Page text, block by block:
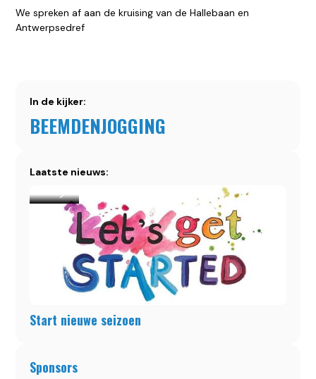
We spreken af aan de kruising van de Hallebaan en
Antwerpsedref
In de kijker:
BEEMDENJOGGING
Laatste nieuws:
Start nieuwe seizoen
Sponsors